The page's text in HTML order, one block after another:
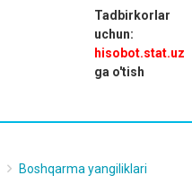
Tadbirkorlar
uchun:
hisobot.stat.uz
ga o'tish
Boshqarma yangiliklari